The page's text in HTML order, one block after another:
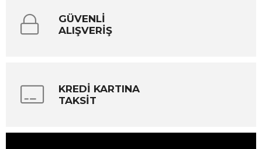
GÜVENLİ
ALIŞVERİŞ
KREDİ KARTINA
TAKSİT